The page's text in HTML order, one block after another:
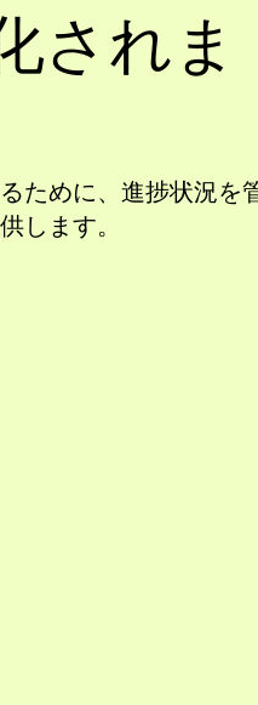
されま
ために、進捗状況を
します。